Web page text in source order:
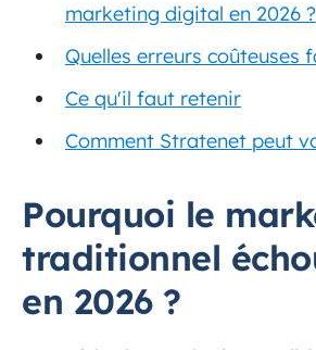
marketing digital en 2026 ?
Quelles erreurs coûteuses
Ce qu'il faut retenir
Comment Stratenet peut
Pourquoi le
traditionnel
en 2026 ?